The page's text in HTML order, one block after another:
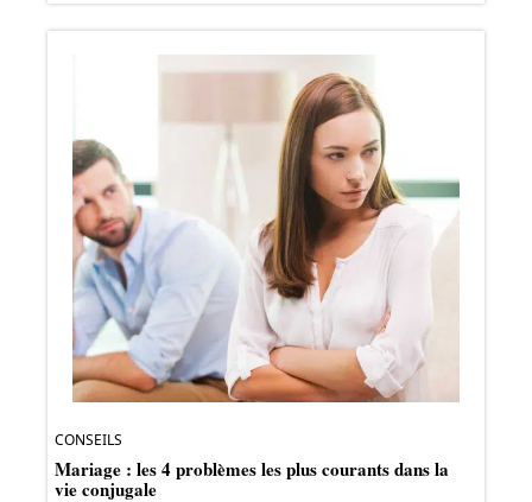
CONSEILS
Mariage : les 4 problèmes les plus courants dans la
vie conjugale